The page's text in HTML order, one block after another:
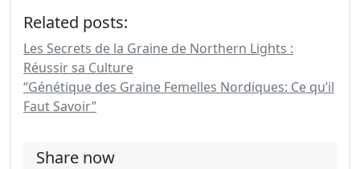
Related posts:
Les Secrets de la Graine de Northern Lights :
Réussir sa Culture
“Génétique des Graine Femelles Nordiques: Ce qu’il
Faut Savoir”
Share now